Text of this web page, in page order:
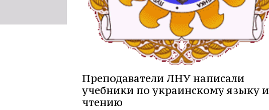
Преподаватели ЛНУ написали
учебники по украинскому языку и
чтению